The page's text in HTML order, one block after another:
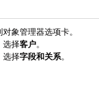
象管理器选项卡。
选择客户。
选择字段和关系。